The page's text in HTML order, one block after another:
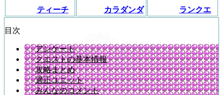
ティーチ カラダンダ ランクエ
目次
アンケート
クエストの基本情報
攻略まとめ
適正ユニット
みんなのコメント